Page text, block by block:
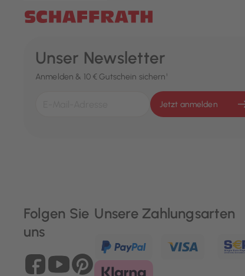
Unser Newsletter
Anmelden & 10 € Gutschein sichern¹
Jetzt anmelden
Folgen Sie
uns
Unsere Zahlungsarten